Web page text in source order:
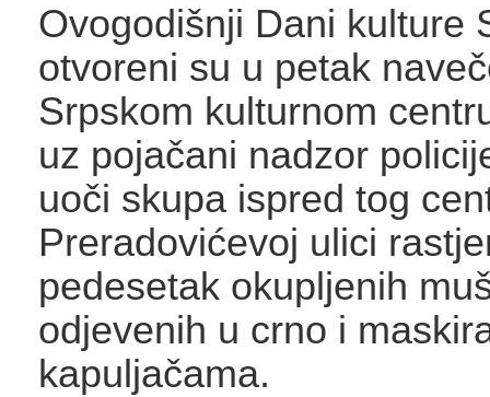
Ovogodišnji Dani kulture
otvoreni su u petak
Srpskom kulturnom
uz pojačani nadzor
uoči skupa ispred tog
Preradovićevoj ulici
pedesetak okupljenih
odjevenih u crno i
kapuljačama.